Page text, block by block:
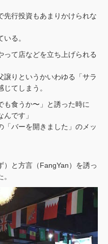
先行投資もあまりかけられな
る。
って店などを立ち上げられる
譲りというかいわゆる「サラ
てしまう。
も食うか〜」と誘った時に
です」
「バーを開きました」のメッ
）と方言（FangYan）を誘っ